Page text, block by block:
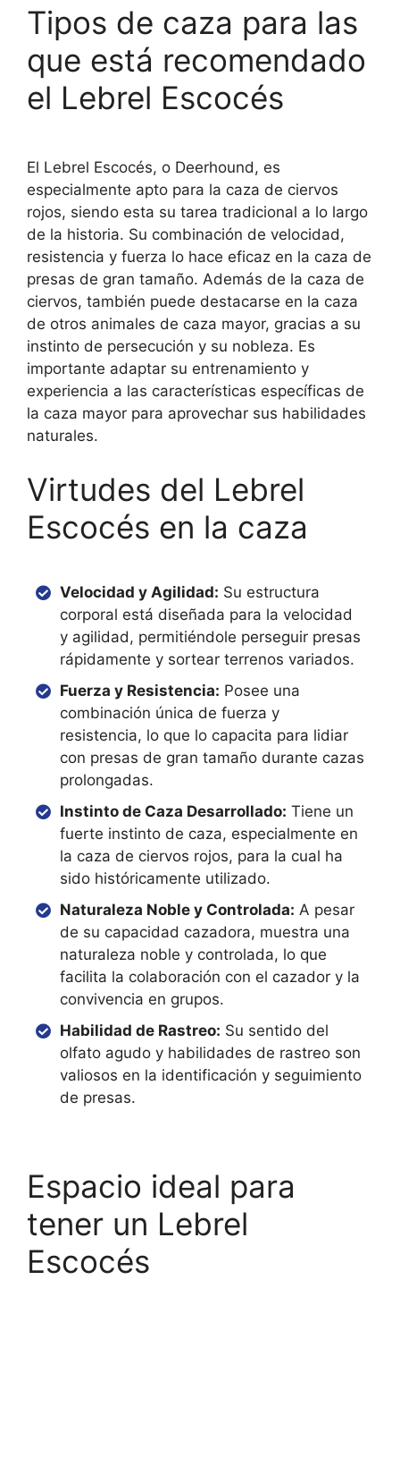
Tipos de caza para las
que está recomendado
el Lebrel Escocés
El Lebrel Escocés, o Deerhound, es
especialmente apto para la caza de ciervos
rojos, siendo esta su tarea tradicional a lo largo
de la historia. Su combinación de velocidad,
resistencia y fuerza lo hace eficaz en la caza de
presas de gran tamaño. Además de la caza de
ciervos, también puede destacarse en la caza
de otros animales de caza mayor, gracias a su
instinto de persecución y su nobleza. Es
importante adaptar su entrenamiento y
experiencia a las características específicas de
la caza mayor para aprovechar sus habilidades
naturales.
Virtudes del Lebrel
Escocés en la caza
Velocidad y Agilidad: Su estructura
corporal está diseñada para la velocidad
y agilidad, permitiéndole perseguir presas
rápidamente y sortear terrenos variados.
Fuerza y Resistencia: Posee una
combinación única de fuerza y
resistencia, lo que lo capacita para lidiar
con presas de gran tamaño durante cazas
prolongadas.
Instinto de Caza Desarrollado: Tiene un
fuerte instinto de caza, especialmente en
la caza de ciervos rojos, para la cual ha
sido históricamente utilizado.
Naturaleza Noble y Controlada: A pesar
de su capacidad cazadora, muestra una
naturaleza noble y controlada, lo que
facilita la colaboración con el cazador y la
convivencia en grupos.
Habilidad de Rastreo: Su sentido del
olfato agudo y habilidades de rastreo son
valiosos en la identificación y seguimiento
de presas.
Espacio ideal para
tener un Lebrel
Escocés